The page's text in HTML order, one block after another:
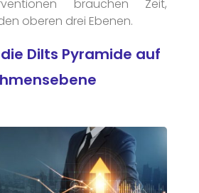
brauchen Zeit,
oberen drei Ebenen.
Dilts Pyramide auf